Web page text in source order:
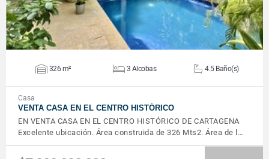
326 m² 3 Alcobas 4.5 Baño(s)
Casa
VENTA CASA EN EL CENTRO HISTÓRICO
EN VENTA CASA EN EL CENTRO HISTÓRICO DE CARTAGENA
Excelente ubicación. Área construida de 326 Mts2. Área de l…